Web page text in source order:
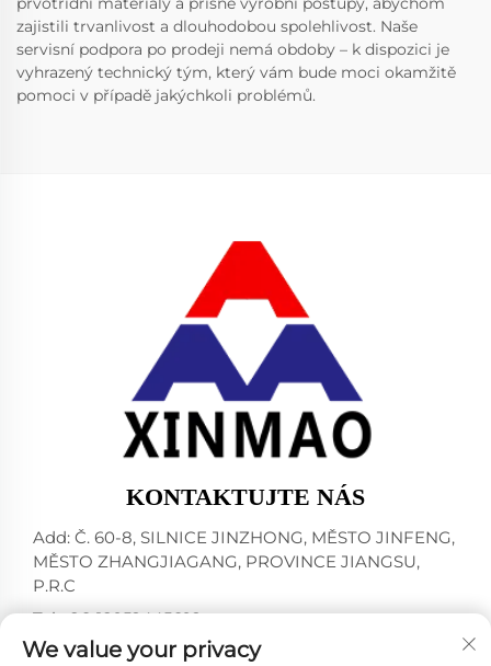
zajistili trvanlivost a dlouhodobou spolehlivost. Naše
servisní podpora po prodeji nemá obdoby – k dispozici je
vyhrazený technický tým, který vám bude moci okamžitě
pomoci v případě jakýchkoli problémů.
KONTAKTUJTE NÁS
Add: Č. 60-8, SILNICE JINZHONG, MĚSTO JINFENG,
MĚSTO ZHANGJIAGANG, PROVINCE JIANGSU,
P.R.C
Tel:+86-18952445692
E-mail: [email protected]
We value your privacy